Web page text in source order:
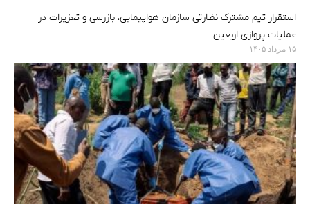
استقرار تیم مشترک نظارتی سازمان هواپیمایی، بازرسی و تعزیرات در
عملیات پروازی اربعین
۱۵ مرداد ۱۴۰۵